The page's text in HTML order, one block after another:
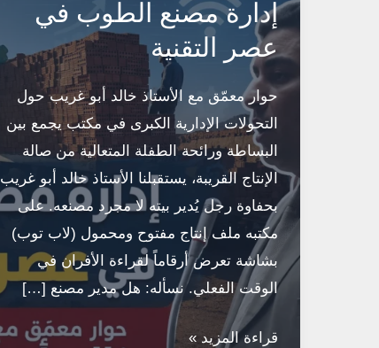
إدارة مصنع الطوب في
عصر التقنية
حوار معمّق مع الأستاذ خالد أبو غريب حول
التحولات الإدارية الكبرى في مكتب يجمع بين
البساطة ورائحة الطفلة المتعالية من صالة
الإنتاج القريبة، يستقبلنا الأستاذ خالد أبو غريب
بحفاوة رجل يُدير بيته لا مجرد مصنعه. على
مكتبه ملف إنتاج مفتوح ومحمول (لاب توب)
بشاشة تعرض أرقاماً لقراءة الأفران في
الوقت الفعلي. نسأله: هل مدير مصنع […]
إدارة
قراءة المزيد »